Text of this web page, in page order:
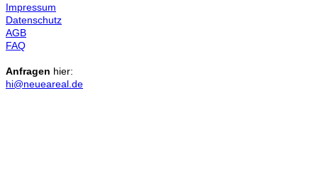
Impressum
Datenschutz
AGB
FAQ
Anfragen hier:
hi@neueareal.de